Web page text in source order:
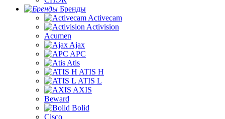
Бренды
Activecam
Activision
Acumen
Ajax
APC
Atis
ATIS H
ATIS L
AXIS
Beward
Bolid
Cisco